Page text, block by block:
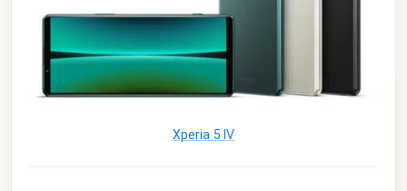
Xperia 5 IV